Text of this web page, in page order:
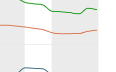
Time. Data ranges from 2020-
มูลค่าเฉลี่ยต่อธุรกรรม. Data ranges